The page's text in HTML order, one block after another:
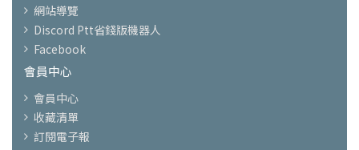
網站導覽
Discord Ptt省錢版機器人
Facebook
會員中心
會員中心
收藏清單
訂閱電子報